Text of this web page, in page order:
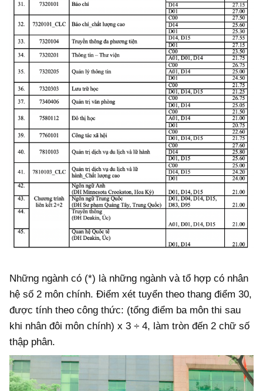
Những ngành có (*) là những ngành và tổ hợp có nhân
hệ số 2 môn chính. Điểm xét tuyển theo thang điểm 30,
được tính theo công thức: (tổng điểm ba môn thi sau
khi nhân đôi môn chính) x 3 ÷ 4, làm tròn đến 2 chữ số
thập phân.